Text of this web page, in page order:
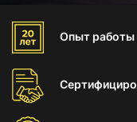
Опыт работы